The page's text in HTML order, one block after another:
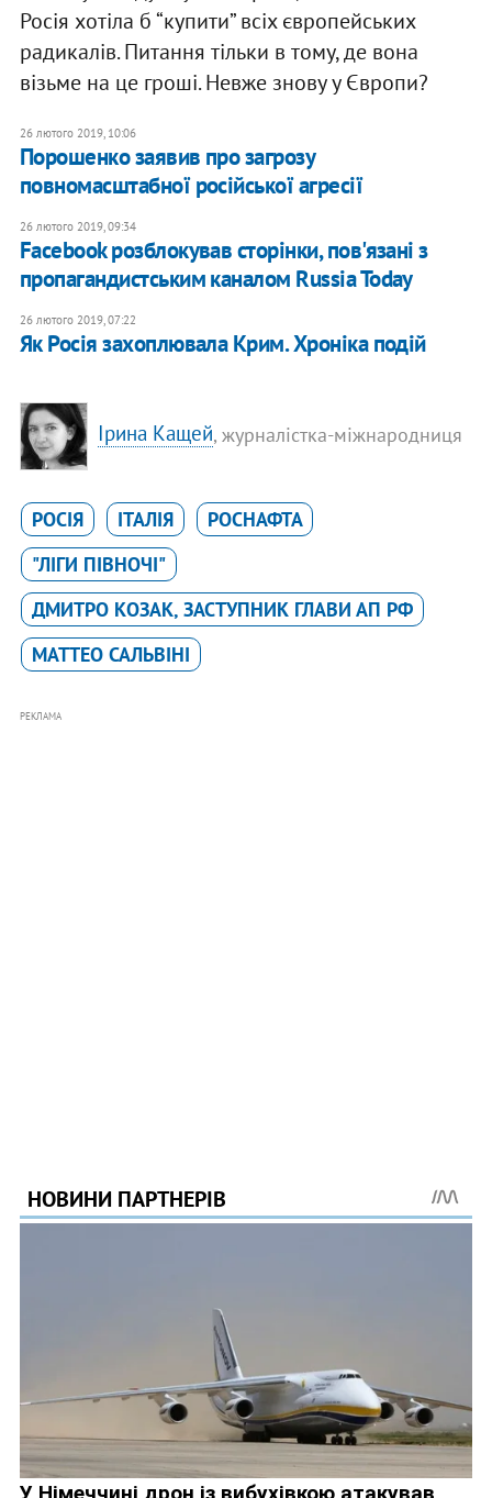
Росія хотіла б “купити” всіх європейських
радикалів. Питання тільки в тому, де вона
візьме на це гроші. Невже знову у Європи?
26 лютого 2019, 10:06
Порошенко заявив про загрозу
повномасштабної російської агресії
26 лютого 2019, 09:34
Facebook розблокував сторінки, пов'язані з
пропагандистським каналом Russia Today
26 лютого 2019, 07:22
Як Росія захоплювала Крим. Хроніка подій
Ірина Кащей, журналістка-міжнародниця
РОСІЯ ІТАЛІЯ
РОСНАФТА
"ЛІГИ ПІВНОЧІ"
ДМИТРО КОЗАК, ЗАСТУПНИК ГЛАВИ АП РФ
МАТТЕО САЛЬВІНІ
РЕКЛАМА